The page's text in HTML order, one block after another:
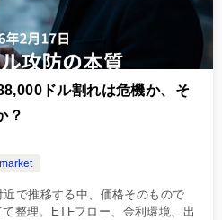
ドル割れは危機か、そ
？
で推移する中、価格そのもので
整理。ETFフロー、金利環境、出